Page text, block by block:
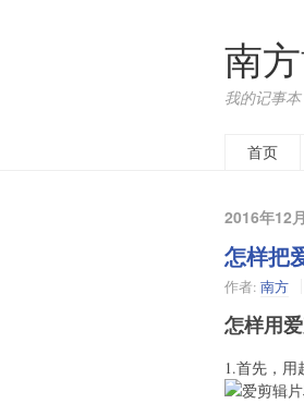
南
我的记事本
首页
2016年12月
怎样把
作者: 南方
怎样用
1.首先，